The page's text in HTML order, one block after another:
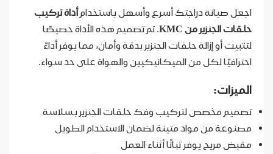
اجعل صيانة دراجتك أسرع وأسهل باستخدامأداة تركيب
حلقات الجنزير من KMC
. تم تصميم هذه الأداة خصيصًا
لتثبيت أو إزالة حلقات الجنزير بدقة وأمان، مما يوفر أداءً
احترافيًا لكل من الميكانيكيين والهواة على حد سواء.
الميزات:
تصميم مخصص لتركيب وفك حلقات الجنزير بسلاسة
مصنوعة من مواد متينة لضمان الاستخدام الطويل
مقبض مريح يوفر ثباتًا أثناء العمل